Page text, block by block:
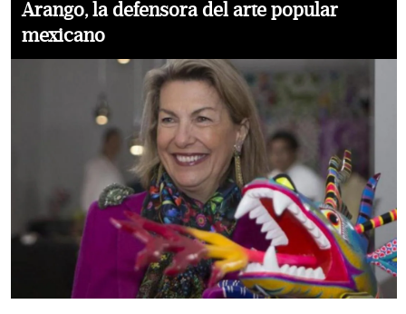
Arango, la defensora del arte popular
mexicano